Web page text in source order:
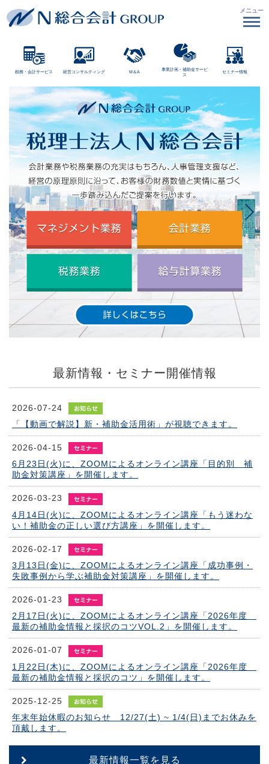
メニュー
税務・会計サービス 経営コンサルティング M＆A
事業計画・補助金サービ
ス
セミナー情報
最新情報・セミナー開催情報
2026-07-24
「【動画で解説】新・補助金活用術」が視聴できます。
2026-04-15
6月23日(火)に、ZOOMによるオンライン講座「目的別 補
助金対策講座」を開催します。
2026-03-23
4月14日(火)に、ZOOMによるオンライン講座「もう迷わな
い！補助金の正しい選び方講座」を開催します。
2026-02-17
3月13日(金)に、ZOOMによるオンライン講座「成功事例・
失敗事例から学ぶ補助金対策講座」を開催します。
2026-01-23
2月17日(火)に、ZOOMによるオンライン講座「2026年度
最新の補助金情報と採択のコツVOL.2」を開催します。
2026-01-07
1月22日(木)に、ZOOMによるオンライン講座「2026年度
最新の補助金情報と採択のコツ」を開催します。
2025-12-25
年末年始休暇のお知らせ 12/27(土) ~ 1/4(日)までお休みを
頂戴します。
最新情報一覧を見る